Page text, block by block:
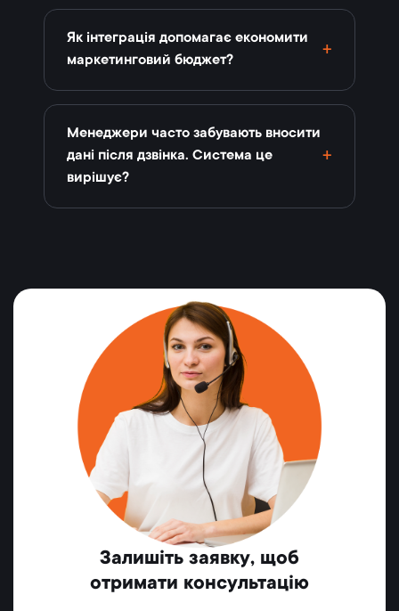
Як інтеграція допомагає економити
маркетинговий бюджет?
Менеджери часто забувають вносити
дані після дзвінка. Система це
вирішує?
Залишіть заявку, щоб
отримати консультацію